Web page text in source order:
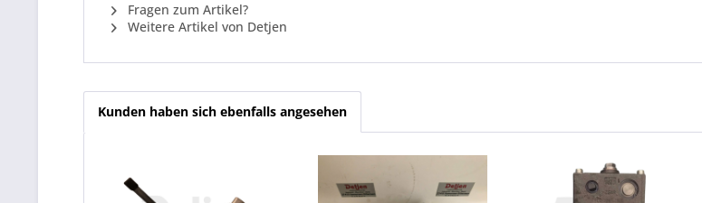
Fragen zum Artikel?
Weitere Artikel von Detjen
Kunden haben sich ebenfalls angesehen